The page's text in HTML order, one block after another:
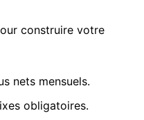
construire votre
nets mensuels.
obligatoires.